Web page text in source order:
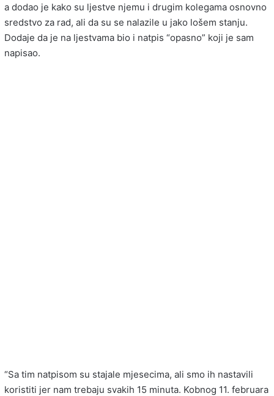
a dodao je kako su ljestve njemu i drugim kolegama osnovno
sredstvo za rad, ali da su se nalazile u jako lošem stanju.
Dodaje da je na ljestvama bio i natpis “opasno” koji je sam
napisao.
“Sa tim natpisom su stajale mjesecima, ali smo ih nastavili
koristiti jer nam trebaju svakih 15 minuta. Kobnog 11. februara